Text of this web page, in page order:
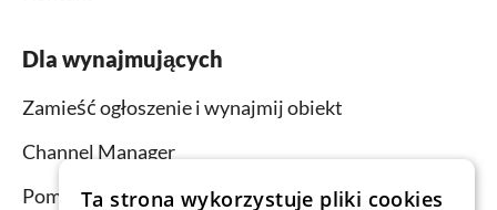
Dla wynajmujących
Zamieść ogłoszenie i wynajmij obiekt
Channel Manager
Pomoc dla wynajmujących
Ta strona wykorzystuje pliki cookies